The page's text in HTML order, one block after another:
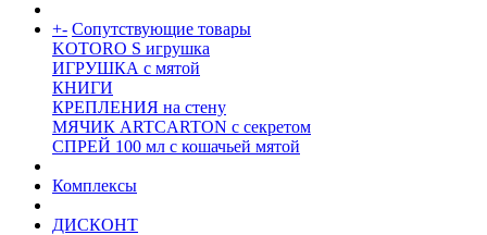
+- Сопутствующие товары
KOTORO S игрушка
ИГРУШКА с мятой
КНИГИ
КРЕПЛЕНИЯ на стену
МЯЧИК ARTCARTON с секретом
СПРЕЙ 100 мл с кошачьей мятой
Комплексы
ДИСКОНТ